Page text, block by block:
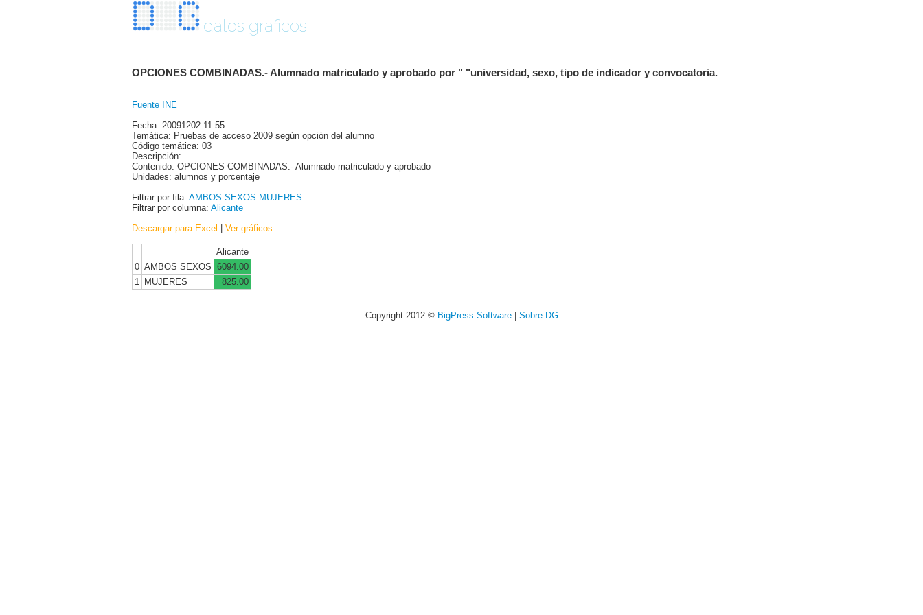
datos graficos
OPCIONES COMBINADAS.- Alumnado matriculado y aprobado por " "universidad, sexo, tipo de indicador y convocatoria.
Fuente INE
Fecha: 20091202 11:55
Temática: Pruebas de acceso 2009 según opción del alumno
Código temática: 03
Descripción:
Contenido: OPCIONES COMBINADAS.- Alumnado matriculado y aprobado
Unidades: alumnos y porcentaje
Filtrar por fila: AMBOS SEXOS MUJERES
Filtrar por columna: Alicante
Descargar para Excel | Ver gráficos
Alicante
0 AMBOS SEXOS 6094.00
1
MUJERES 825.00
Copyright 2012 © BigPress Software| Sobre DG